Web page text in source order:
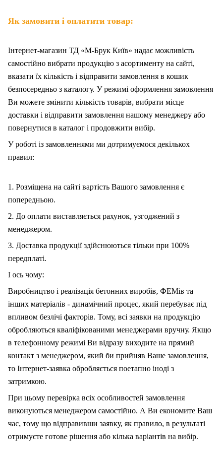
Як замовити і оплатити товар:
Інтернет-магазин ТД «М-Брук Київ» надає можливість
самостійно вибрати продукцію з асортименту на сайті,
вказати їх кількість і відправити замовлення в кошик
безпосередньо з каталогу. У режимі оформлення замовлення
Ви можете змінити кількість товарів, вибрати місце
доставки і відправити замовлення нашому менеджеру або
повернутися в каталог і продовжити вибір.
У роботі із замовленнями ми дотримуємося декількох
правил:
1. Розміщена на сайті вартість Вашого замовлення є
попередньою.
2. До оплати виставляється рахунок, узгоджений з
менеджером.
3. Доставка продукції здійснюються тільки при 100%
передплаті.
І ось чому:
Виробництво і реалізація бетонних виробів, ФЕМів та
інших матеріалів - динамічний процес, який перебуває під
впливом безлічі факторів. Тому, всі заявки на продукцію
обробляються кваліфікованими менеджерами вручну. Якщо
в телефонному режимі Ви відразу виходите на прямий
контакт з менеджером, який би прийняв Ваше замовлення,
то Інтернет-заявка обробляється поетапно іноді з
затримкою.
При цьому перевірка всіх особливостей замовлення
виконуються менеджером самостійно. А Ви економите Ваш
час, тому що відправивши заявку, як правило, в результаті
отримуєте готове рішення або кілька варіантів на вибір.